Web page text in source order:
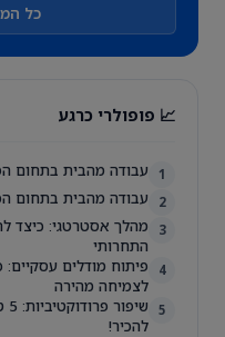
כל
📈 פופולרי כרגע
1 עבודה מהבית בתחום
2 עבודה מהבית בתחום
3
מהלך אסטרטגי: כיצד
התחרותי
4
פיתוח מודלים
לצמיחה מהירה
5
להכיר!